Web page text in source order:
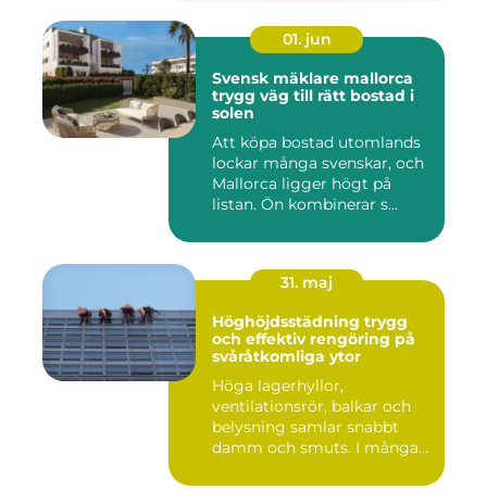
01. jun
Svensk mäklare mallorca
trygg väg till rätt bostad i
solen
Att köpa bostad utomlands
lockar många svenskar, och
Mallorca ligger högt på
listan. Ön kombinerar s...
31. maj
Höghöjdsstädning trygg
och effektiv rengöring på
svåråtkomliga ytor
Höga lagerhyllor,
ventilationsrör, balkar och
belysning samlar snabbt
damm och smuts. I många